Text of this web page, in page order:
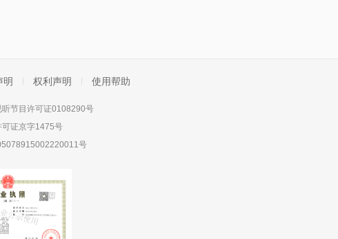
明 权利声明 使用帮助
节目许可证0108290号
可证京字1475号
号